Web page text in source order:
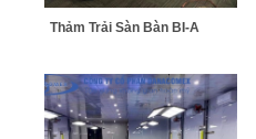
Thảm Trải Sàn Bàn BI-A